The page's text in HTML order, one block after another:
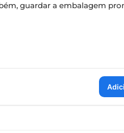
guardar a embalagem